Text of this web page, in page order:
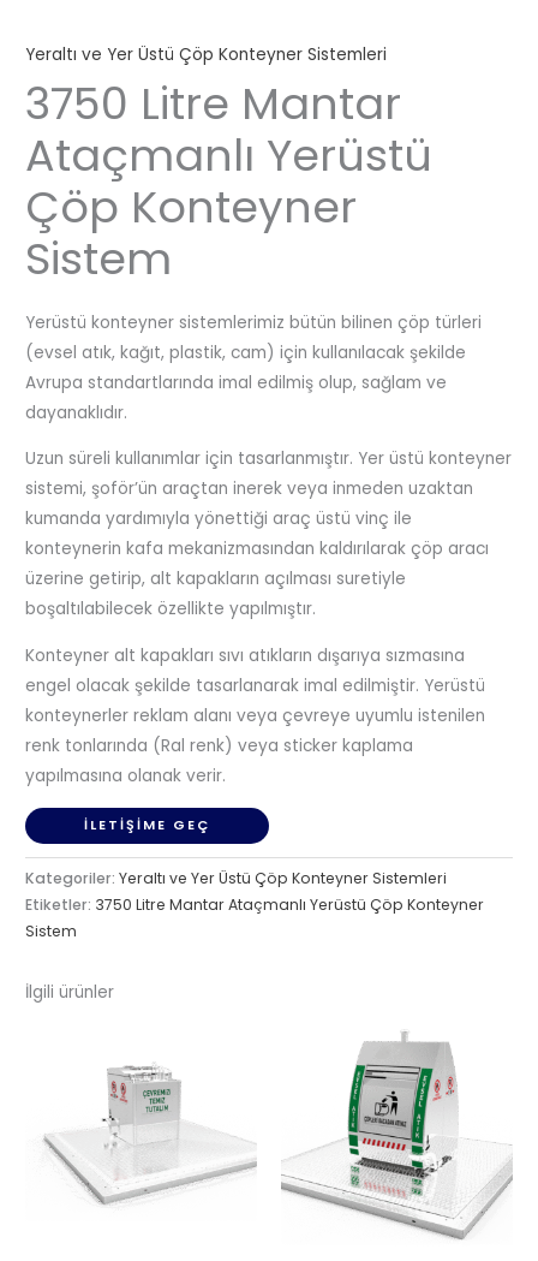
Yeraltı ve Yer Üstü Çöp Konteyner Sistemleri
3750 Litre Mantar
Ataçmanlı Yerüstü
Çöp Konteyner
Sistem
Yerüstü konteyner sistemlerimiz bütün bilinen çöp türleri
(evsel atık, kağıt, plastik, cam) için kullanılacak şekilde
Avrupa standartlarında imal edilmiş olup, sağlam ve
dayanaklıdır.
Uzun süreli kullanımlar için tasarlanmıştır. Yer üstü konteyner
sistemi, şoför’ün araçtan inerek veya inmeden uzaktan
kumanda yardımıyla yönettiği araç üstü vinç ile
konteynerin kafa mekanizmasından kaldırılarak çöp aracı
üzerine getirip, alt kapakların açılması suretiyle
boşaltılabilecek özellikte yapılmıştır.
Konteyner alt kapakları sıvı atıkların dışarıya sızmasına
engel olacak şekilde tasarlanarak imal edilmiştir. Yerüstü
konteynerler reklam alanı veya çevreye uyumlu istenilen
renk tonlarında (Ral renk) veya sticker kaplama
yapılmasına olanak verir.
İLETIŞIME GEÇ
Kategoriler:Yeraltı ve Yer Üstü Çöp Konteyner Sistemleri
Etiketler: 3750 Litre Mantar Ataçmanlı Yerüstü Çöp Konteyner
Sistem
İlgili ürünler